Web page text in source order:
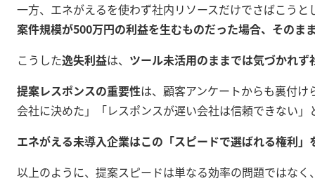
一方、エネがえるを使わず社内リソースだけでさばこう
案件規模が500万円の利益を生むものだった場合、その
こうした逸失利益は、 ツール未活用のままでは気づかれ
提案レスポンスの重要性は、顧客アンケートからも裏付
会社に決めた」「レスポンスが遅い会社は信頼できない
エネがえる未導入企業はこの「スピードで選ばれる権利」
以上のように、提案スピードは単なる効率の問題ではなく